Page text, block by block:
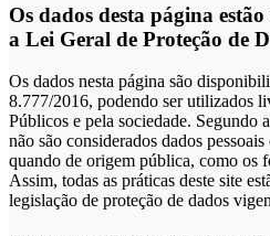
Os dados desta página
a Lei Geral de Proteção de
Os dados nesta página são
8.777/2016, podendo ser utilizados
Públicos e pela sociedade.
não são considerados dados
quando de origem pública, como os
Assim, todas as práticas deste site
legislação de proteção de dados